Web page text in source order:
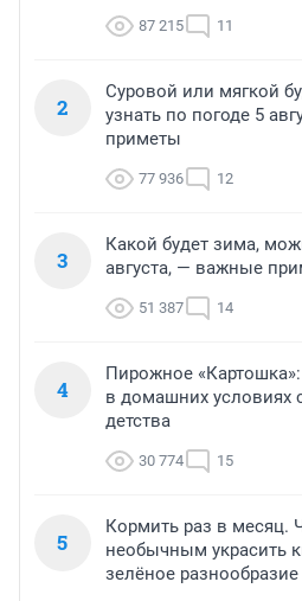
87 215 11
2
Суровой или мягкой
узнать по погоде 5
приметы
77 936 12
3
Какой будет зима,
августа, — важные
51 387 14
4
Пирожное
в домашних условиях
детства
30 774 15
5
Кормить раз в
необычным украсить
зелёное